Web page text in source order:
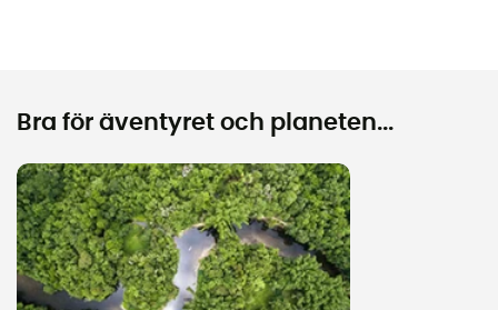
Bra för äventyret och planeten...